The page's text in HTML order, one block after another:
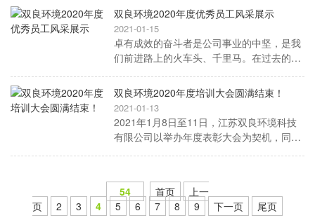
起走进双良环境年度优秀员工系列风采报
道，认识他们，一起汲取双良环境人的榜样
力量!
双良环境2020年度优秀员工风采展示
2021-01-15
卓有成效的奋斗者是公司事业的中坚，是我
们前进路上的火车头、千里马。在过去的20
青春和汗水，也收获着阅历和成长。他们生
动地诠释了，奋斗才是青春最美的底色!
双良环境2020年度培训大会圆满结束！
2021-01-13
2021年1月8日至11日，江苏双良环境科技
有限公司以举办年度表彰大会为契机，同期
核》、《项目管理经验分享》、《财务相关
培训》、《子公司授权事项培训》及《技术
相关培训》。
54 首页
上一
页
2 3 4 5 6 7 8 9 下一页 尾页